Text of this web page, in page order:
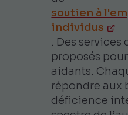
soutien à
individus
. Des
proposés
aidants.
répondre aux
déficience